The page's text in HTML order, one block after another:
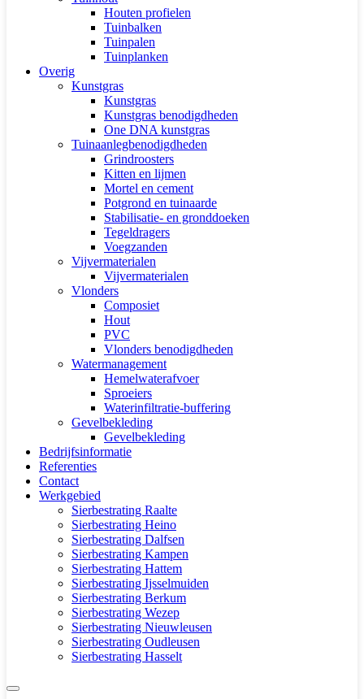
Houten profielen
Tuinbalken
Tuinpalen
Tuinplanken
Overig
Kunstgras
Kunstgras
Kunstgras benodigdheden
One DNA kunstgras
Tuinaanlegbenodigdheden
Grindroosters
Kitten en lijmen
Mortel en cement
Potgrond en tuinaarde
Stabilisatie- en gronddoeken
Tegeldragers
Voegzanden
Vijvermaterialen
Vijvermaterialen
Vlonders
Composiet
Hout
PVC
Vlonders benodigdheden
Watermanagement
Hemelwaterafvoer
Sproeiers
Waterinfiltratie-buffering
Gevelbekleding
Gevelbekleding
Bedrijfsinformatie
Referenties
Contact
Werkgebied
Sierbestrating Raalte
Sierbestrating Heino
Sierbestrating Dalfsen
Sierbestrating Kampen
Sierbestrating Hattem
Sierbestrating Ijsselmuiden
Sierbestrating Berkum
Sierbestrating Wezep
Sierbestrating Nieuwleusen
Sierbestrating Oudleusen
Sierbestrating Hasselt